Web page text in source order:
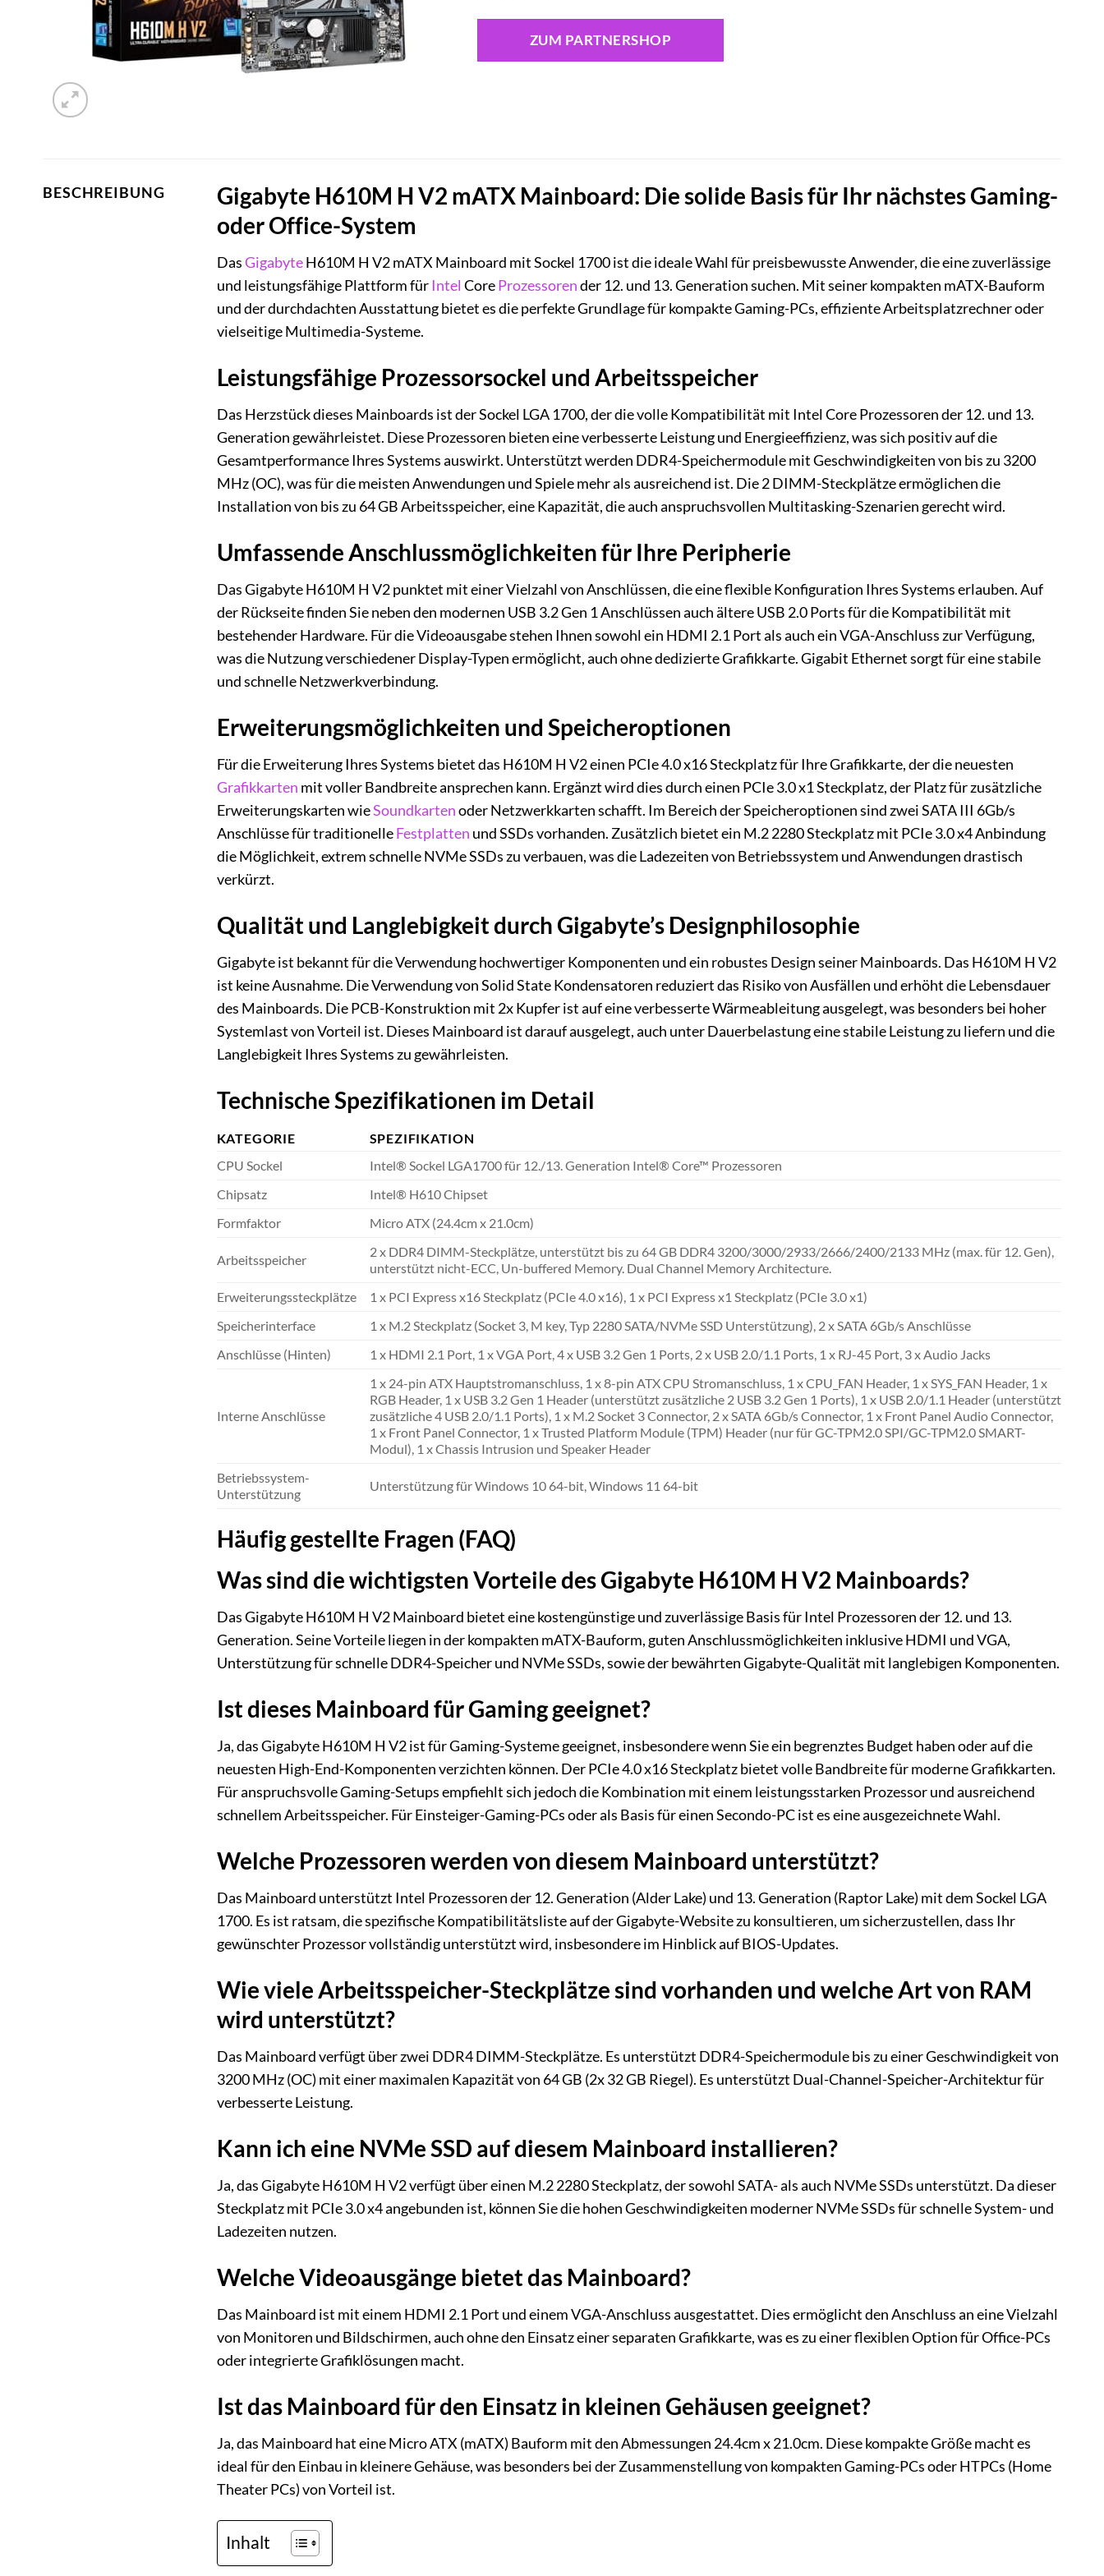
ZUM PARTNERSHOP
BESCHREIBUNG
Gigabyte H610M H V2 mATX Mainboard: Die solide Basis für Ihr nächstes Gaming-
oder Office-System
DasGigabyteH610M H V2 mATX Mainboard mit Sockel 1700 ist die ideale Wahl für preisbewusste Anwender, die eine zuverlässige
und leistungsfähige Plattform für Intel CoreProzessorender 12. und 13. Generation suchen. Mit seiner kompakten mATX-Bauform
und der durchdachten Ausstattung bietet es die perfekte Grundlage für kompakte Gaming-PCs, effiziente Arbeitsplatzrechner oder
vielseitige Multimedia-Systeme.
Leistungsfähige Prozessorsockel und Arbeitsspeicher
Das Herzstück dieses Mainboards ist der Sockel LGA 1700, der die volle Kompatibilität mit Intel Core Prozessoren der 12. und 13.
Generation gewährleistet. Diese Prozessoren bieten eine verbesserte Leistung und Energieeffizienz, was sich positiv auf die
Gesamtperformance Ihres Systems auswirkt. Unterstützt werden DDR4-Speichermodule mit Geschwindigkeiten von bis zu 3200
MHz (OC), was für die meisten Anwendungen und Spiele mehr als ausreichend ist. Die 2 DIMM-Steckplätze ermöglichen die
Installation von bis zu 64 GB Arbeitsspeicher, eine Kapazität, die auch anspruchsvollen Multitasking-Szenarien gerecht wird.
Umfassende Anschlussmöglichkeiten für Ihre Peripherie
Das Gigabyte H610M H V2 punktet mit einer Vielzahl von Anschlüssen, die eine flexible Konfiguration Ihres Systems erlauben. Auf
der Rückseite finden Sie neben den modernen USB 3.2 Gen 1 Anschlüssen auch ältere USB 2.0 Ports für die Kompatibilität mit
bestehender Hardware. Für die Videoausgabe stehen Ihnen sowohl ein HDMI 2.1 Port als auch ein VGA-Anschluss zur Verfügung,
was die Nutzung verschiedener Display-Typen ermöglicht, auch ohne dedizierte Grafikkarte. Gigabit Ethernet sorgt für eine stabile
und schnelle Netzwerkverbindung.
Erweiterungsmöglichkeiten und Speicheroptionen
Für die Erweiterung Ihres Systems bietet das H610M H V2 einen PCIe 4.0 x16 Steckplatz für Ihre Grafikkarte, der die neuesten
Grafikkarten mit voller Bandbreite ansprechen kann. Ergänzt wird dies durch einen PCIe 3.0 x1 Steckplatz, der Platz für zusätzliche
Erweiterungskarten wieSoundkartenoder Netzwerkkarten schafft. Im Bereich der Speicheroptionen sind zwei SATA III 6Gb/s
Anschlüsse für traditionelleFestplatten und SSDs vorhanden. Zusätzlich bietet ein M.2 2280 Steckplatz mit PCIe 3.0 x4 Anbindung
die Möglichkeit, extrem schnelle NVMe SSDs zu verbauen, was die Ladezeiten von Betriebssystem und Anwendungen drastisch
verkürzt.
Qualität und Langlebigkeit durch Gigabyte’s Designphilosophie
Gigabyte ist bekannt für die Verwendung hochwertiger Komponenten und ein robustes Design seiner Mainboards. Das H610M H V2
ist keine Ausnahme. Die Verwendung von Solid State Kondensatoren reduziert das Risiko von Ausfällen und erhöht die Lebensdauer
des Mainboards. Die PCB-Konstruktion mit 2x Kupfer ist auf eine verbesserte Wärmeableitung ausgelegt, was besonders bei hoher
Systemlast von Vorteil ist. Dieses Mainboard ist darauf ausgelegt, auch unter Dauerbelastung eine stabile Leistung zu liefern und die
Langlebigkeit Ihres Systems zu gewährleisten.
Technische Spezifikationen im Detail
KATEGORIE
SPEZIFIKATION
CPU Sockel
Intel® Sockel LGA1700 für 12./13. Generation Intel® Core™ Prozessoren
Chipsatz
Intel® H610 Chipset
Formfaktor
Micro ATX (24.4cm x 21.0cm)
Arbeitsspeicher
2 x DDR4 DIMM-Steckplätze, unterstützt bis zu 64 GB DDR4 3200/3000/2933/2666/2400/2133 MHz (max. für 12. Gen),
unterstützt nicht-ECC, Un-buffered Memory. Dual Channel Memory Architecture.
Erweiterungssteckplätze
1 x PCI Express x16 Steckplatz (PCIe 4.0 x16), 1 x PCI Express x1 Steckplatz (PCIe 3.0 x1)
Speicherinterface
1 x M.2 Steckplatz (Socket 3, M key, Typ 2280 SATA/NVMe SSD Unterstützung), 2 x SATA 6Gb/s Anschlüsse
Anschlüsse (Hinten)
1 x HDMI 2.1 Port, 1 x VGA Port, 4 x USB 3.2 Gen 1 Ports, 2 x USB 2.0/1.1 Ports, 1 x RJ-45 Port, 3 x Audio Jacks
Interne Anschlüsse
1 x 24-pin ATX Hauptstromanschluss, 1 x 8-pin ATX CPU Stromanschluss, 1 x CPU_FAN Header, 1 x SYS_FAN Header, 1 x
RGB Header, 1 x USB 3.2 Gen 1 Header (unterstützt zusätzliche 2 USB 3.2 Gen 1 Ports), 1 x USB 2.0/1.1 Header (unterstützt
zusätzliche 4 USB 2.0/1.1 Ports), 1 x M.2 Socket 3 Connector, 2 x SATA 6Gb/s Connector, 1 x Front Panel Audio Connector,
1 x Front Panel Connector, 1 x Trusted Platform Module (TPM) Header (nur für GC-TPM2.0 SPI/GC-TPM2.0 SMART-
Modul), 1 x Chassis Intrusion und Speaker Header
Betriebssystem-
Unterstützung
Unterstützung für Windows 10 64-bit, Windows 11 64-bit
Häufig gestellte Fragen (FAQ)
Was sind die wichtigsten Vorteile des Gigabyte H610M H V2 Mainboards?
Das Gigabyte H610M H V2 Mainboard bietet eine kostengünstige und zuverlässige Basis für Intel Prozessoren der 12. und 13.
Generation. Seine Vorteile liegen in der kompakten mATX-Bauform, guten Anschlussmöglichkeiten inklusive HDMI und VGA,
Unterstützung für schnelle DDR4-Speicher und NVMe SSDs, sowie der bewährten Gigabyte-Qualität mit langlebigen Komponenten.
Ist dieses Mainboard für Gaming geeignet?
Ja, das Gigabyte H610M H V2 ist für Gaming-Systeme geeignet, insbesondere wenn Sie ein begrenztes Budget haben oder auf die
neuesten High-End-Komponenten verzichten können. Der PCIe 4.0 x16 Steckplatz bietet volle Bandbreite für moderne Grafikkarten.
Für anspruchsvolle Gaming-Setups empfiehlt sich jedoch die Kombination mit einem leistungsstarken Prozessor und ausreichend
schnellem Arbeitsspeicher. Für Einsteiger-Gaming-PCs oder als Basis für einen Secondo-PC ist es eine ausgezeichnete Wahl.
Welche Prozessoren werden von diesem Mainboard unterstützt?
Das Mainboard unterstützt Intel Prozessoren der 12. Generation (Alder Lake) und 13. Generation (Raptor Lake) mit dem Sockel LGA
1700. Es ist ratsam, die spezifische Kompatibilitätsliste auf der Gigabyte-Website zu konsultieren, um sicherzustellen, dass Ihr
gewünschter Prozessor vollständig unterstützt wird, insbesondere im Hinblick auf BIOS-Updates.
Wie viele Arbeitsspeicher-Steckplätze sind vorhanden und welche Art von RAM
wird unterstützt?
Das Mainboard verfügt über zwei DDR4 DIMM-Steckplätze. Es unterstützt DDR4-Speichermodule bis zu einer Geschwindigkeit von
3200 MHz (OC) mit einer maximalen Kapazität von 64 GB (2x 32 GB Riegel). Es unterstützt Dual-Channel-Speicher-Architektur für
verbesserte Leistung.
Kann ich eine NVMe SSD auf diesem Mainboard installieren?
Ja, das Gigabyte H610M H V2 verfügt über einen M.2 2280 Steckplatz, der sowohl SATA- als auch NVMe SSDs unterstützt. Da dieser
Steckplatz mit PCIe 3.0 x4 angebunden ist, können Sie die hohen Geschwindigkeiten moderner NVMe SSDs für schnelle System- und
Ladezeiten nutzen.
Welche Videoausgänge bietet das Mainboard?
Das Mainboard ist mit einem HDMI 2.1 Port und einem VGA-Anschluss ausgestattet. Dies ermöglicht den Anschluss an eine Vielzahl
von Monitoren und Bildschirmen, auch ohne den Einsatz einer separaten Grafikkarte, was es zu einer flexiblen Option für Office-PCs
oder integrierte Grafiklösungen macht.
Ist das Mainboard für den Einsatz in kleinen Gehäusen geeignet?
Ja, das Mainboard hat eine Micro ATX (mATX) Bauform mit den Abmessungen 24.4cm x 21.0cm. Diese kompakte Größe macht es
ideal für den Einbau in kleinere Gehäuse, was besonders bei der Zusammenstellung von kompakten Gaming-PCs oder HTPCs (Home
Theater PCs) von Vorteil ist.
Inhalt